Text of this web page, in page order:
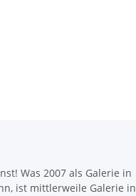
Was 2007 als Galerie in
ist mittlerweile Galerie in